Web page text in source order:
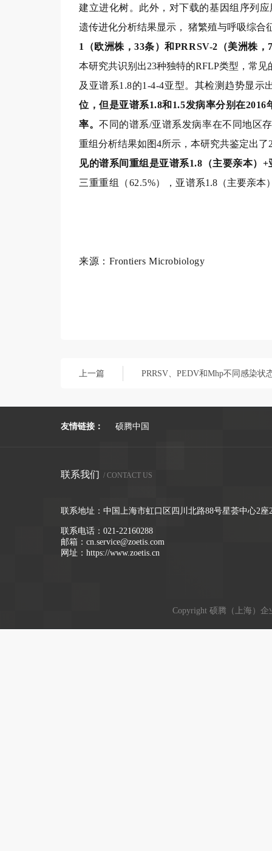
建立进化树。 此外，对下载的基因组序列
遗传进化分析结果显示， 猪繁殖与呼吸综合
1（欧洲株，33条）和PRRSV-2（美洲株，
本研究共识别出23种独特的RFLP类型，常见
及亚谱系1.8的1-4-4亚型。 其检测趋势显示
位，但是亚谱系1.8和1.5发病率分别在2016
率。不同的谱系/亚谱系发病率在不同地区
重组分析结果如图4所示，本研究共鉴定出了
见的谱系间重组是亚谱系1.8（主要亲本）
三重重组（62.5%），亚谱系1.8（主要亲本
来源：Frontiers Microbiology
上一篇 PRRSV、PEDV和Mhp不同感染状
友情链接： 硕腾中国
联系我们 / CONTACT US
联系地址：中国上海市虹口区四川北路88号星荟中心2座
联系电话： 021-22160288
邮箱： cn.service@zoetis.com
网址： https://www.zoetis.cn
Copyright 硕腾（上海）